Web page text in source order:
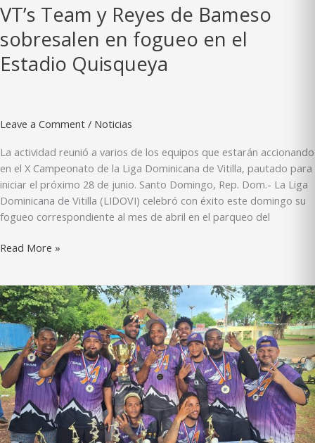
VT’s Team y Reyes de Bameso
sobresalen en fogueo en el
Estadio Quisqueya
Leave a Comment / Noticias
La actividad reunió a varios de los equipos que estarán accionando
en el X Campeonato de la Liga Dominicana de Vitilla, pautado para
iniciar el próximo 28 de junio. Santo Domingo, Rep. Dom.- La Liga
Dominicana de Vitilla (LIDOVI) celebró con éxito este domingo su
fogueo correspondiente al mes de abril en el parqueo del
VT’s
Reyes
de
Bameso
sobresalen
en
fogueo
en
el
Estadio
Read More »